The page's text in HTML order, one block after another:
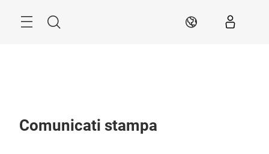
Search IT
Comunicati stampa